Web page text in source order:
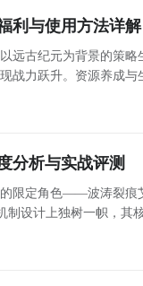
利与使用方法详解
远古纪元为背景的策
战力跃升。资源养成
分析与实战评测
限定角色——波涛裂痕
设计上独树一帜，其